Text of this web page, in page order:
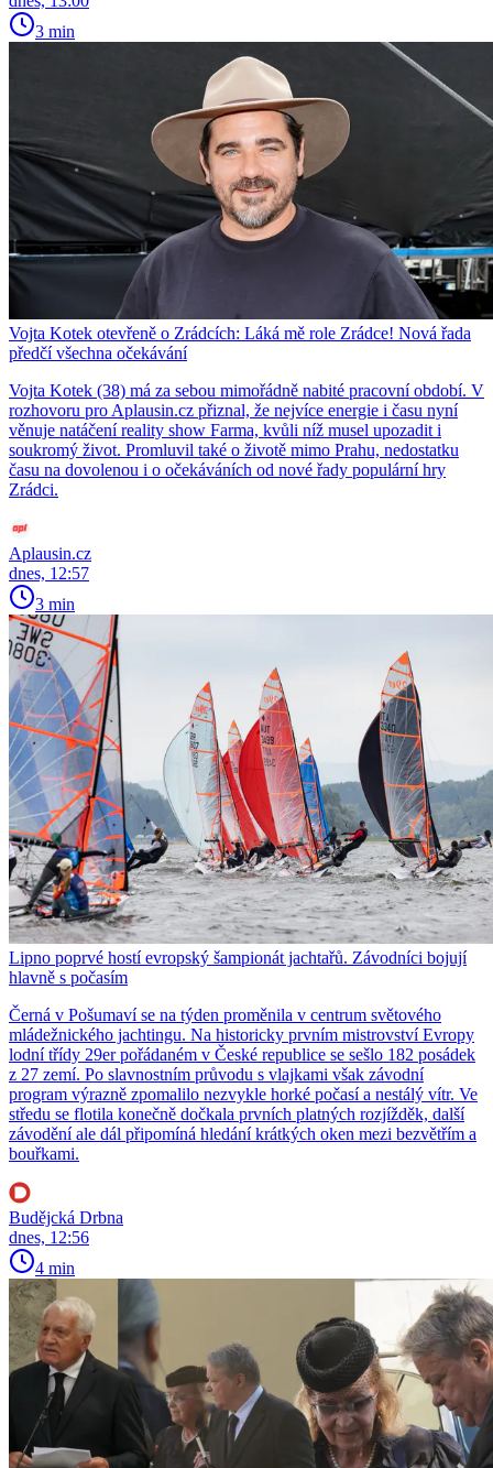
3 min
Vojta Kotek otevřeně o Zrádcích: Láká mě role Zrádce! Nová řada
předčí všechna očekávání
Vojta Kotek (38) má za sebou mimořádně nabité pracovní období. V
rozhovoru pro Aplausin.cz přiznal, že nejvíce energie i času nyní
věnuje natáčení reality show Farma, kvůli níž musel upozadit i
soukromý život. Promluvil také o životě mimo Prahu, nedostatku
času na dovolenou i o očekáváních od nové řady populární hry
Zrádci.
Aplausin.cz
dnes, 12:57
3 min
Lipno poprvé hostí evropský šampionát jachtařů. Závodníci bojují
hlavně s počasím
Černá v Pošumaví se na týden proměnila v centrum světového
mládežnického jachtingu. Na historicky prvním mistrovství Evropy
lodní třídy 29er pořádaném v České republice se sešlo 182 posádek
z 27 zemí. Po slavnostním průvodu s vlajkami však závodní
program výrazně zpomalilo nezvykle horké počasí a nestálý vítr. Ve
středu se flotila konečně dočkala prvních platných rozjížděk, další
závodění ale dál připomíná hledání krátkých oken mezi bezvětřím a
bouřkami.
Budějcká Drbna
dnes, 12:56
4 min